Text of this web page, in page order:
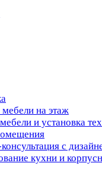
на этаж
и установка
с
кухни и